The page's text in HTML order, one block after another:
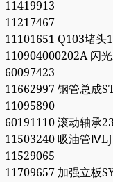
11419913
11217467
11101651 Q103堵头
110904000202A 闪
60097423
11662997 钢管总成
11095890
60191110 滚动轴承
11503240 吸油管
11529065
11709657 加强立板